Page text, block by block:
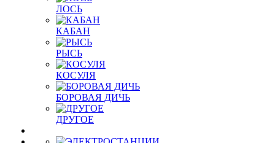
ЛОСЬ
КАБАН
РЫСЬ
КОСУЛЯ
БОРОВАЯ ДИЧЬ
ДРУГОЕ